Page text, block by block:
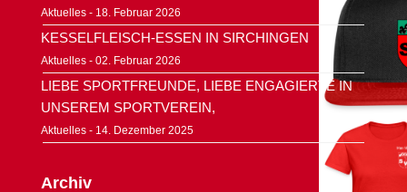
Aktuelles - 18. Februar 2026
KESSELFLEISCH-ESSEN IN SIRCHINGEN
Aktuelles - 02. Februar 2026
LIEBE SPORTFREUNDE, LIEBE ENGAGIERTE IN
UNSEREM SPORTVEREIN,
Aktuelles - 14. Dezember 2025
Archiv